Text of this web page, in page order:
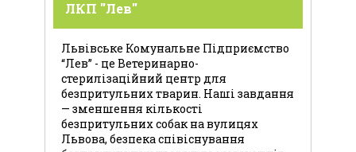
ЛКП "Лев"
Львівське Комунальне Підприємство
“Лев” - це Ветеринарно-
стерилізаційний центр для
безпритульних тварин. Наші завдання
— зменшення кількості
безпритульних собак на вулицях
Львова, безпека співіснування